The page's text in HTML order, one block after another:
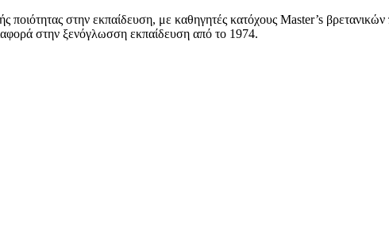
ποιότητας στην εκπαίδευση, με καθηγητές κατόχους Master’s
στην ξενόγλωσση εκπαίδευση από το 1974.